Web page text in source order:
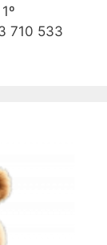
710 533